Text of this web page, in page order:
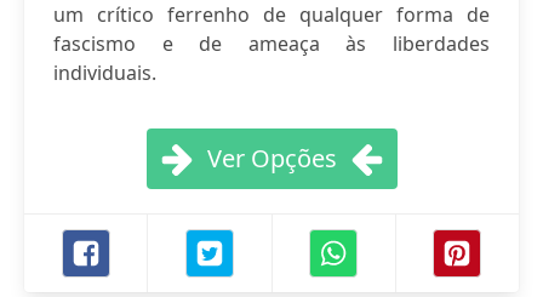
um crítico ferrenho de qualquer forma de
fascismo e de ameaça às liberdades
individuais.
Ver Opções